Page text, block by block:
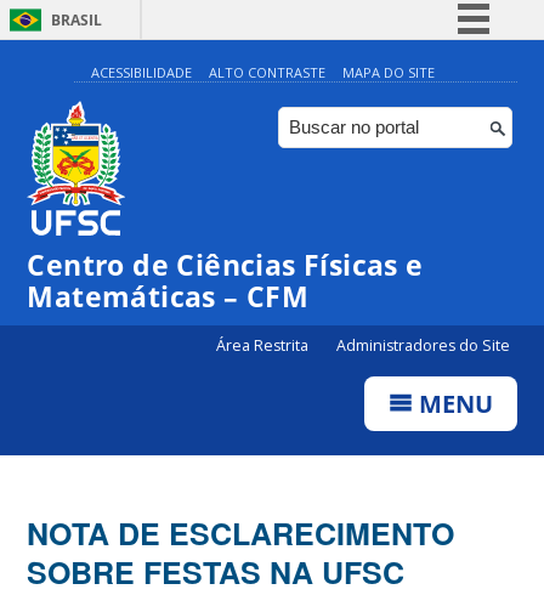
BRASIL
Simplifique!
Comunica BR
Participe
Canais
ACESSIBILIDADE ALTO CONTRASTE MAPA DO SITE
Centro de Ciências Físicas e
Matemáticas – CFM
Área Restrita Administradores do Site
MENU
NOTA DE ESCLARECIMENTO
SOBRE FESTAS NA UFSC